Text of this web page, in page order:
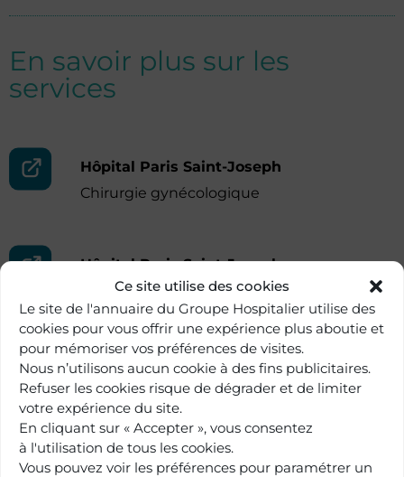
Ce site utilise des cookies
Le site de l'annuaire du Groupe Hospitalier utilise des
cookies pour vous offrir une expérience plus aboutie et
pour mémoriser vos préférences de visites.
Nous n’utilisons aucun cookie à des fins publicitaires.
Refuser les cookies risque de dégrader et de limiter
votre expérience du site.
En cliquant sur « Accepter », vous consentez
à l'utilisation de tous les cookies.
Vous pouvez voir les préférences pour paramétrer un
En savoir plus sur les
services
Hôpital Paris Saint-Joseph
Chirurgie gynécologique
Hôpital Paris Saint-Joseph
Centre du sein